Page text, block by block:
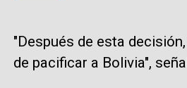
"Después de esta
de pacificar a Bolivia",